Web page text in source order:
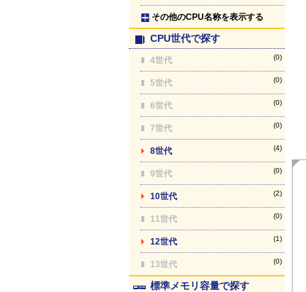
その他のCPU名称を表示する
CPU世代で探す
4世代 (0)
5世代 (0)
6世代 (0)
7世代 (0)
8世代 (4)
9世代 (0)
10世代 (2)
11世代 (0)
12世代 (1)
13世代 (0)
標準メモリ容量で探す